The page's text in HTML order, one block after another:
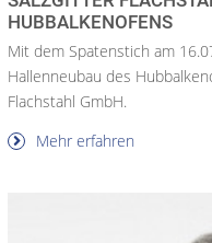
HUBBALKENOFENS
Mit dem Spatenstich am
Hallenneubau des
Flachstahl GmbH.
Mehr erfahren